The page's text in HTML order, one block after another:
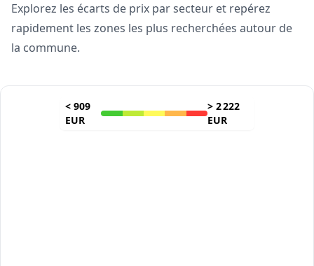
Explorez les écarts de prix par secteur et repérez
rapidement les zones les plus recherchées autour de
la commune.
< 909
EUR
> 2 222
EUR